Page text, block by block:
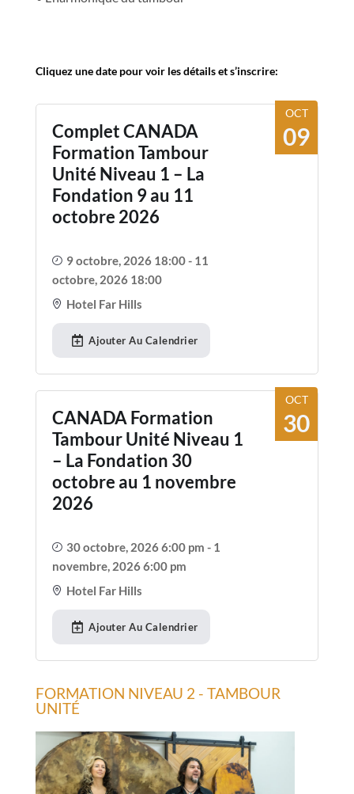
Cliquez une date pour voir les détails et s’inscrire:
OCT
09
Complet CANADA
Formation Tambour
Unité Niveau 1 – La
Fondation 9 au 11
octobre 2026
9 octobre, 2026 18:00 - 11
octobre, 2026 18:00
Hotel Far Hills
Ajouter Au Calendrier
OCT
30
CANADA Formation
Tambour Unité Niveau 1
– La Fondation 30
octobre au 1 novembre
2026
30 octobre, 2026 6:00 pm - 1
novembre, 2026 6:00 pm
Hotel Far Hills
Ajouter Au Calendrier
FORMATION NIVEAU 2 - TAMBOUR
UNITÉ